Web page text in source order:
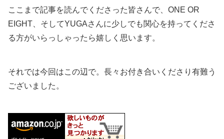
ここまで記事を読んでくださった皆さんで、ONE OR
EIGHT、そしてYUGAさんに少しでも関心を持ってくださ
る方がいらっしゃったら嬉しく思います。
それでは今回はこの辺で。長々お付き合いくださり有難う
ございました。